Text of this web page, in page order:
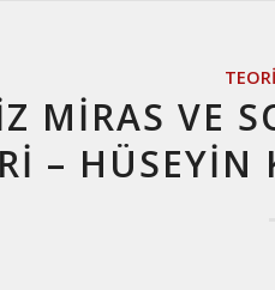
MİRAS VE
– HÜSEYIN